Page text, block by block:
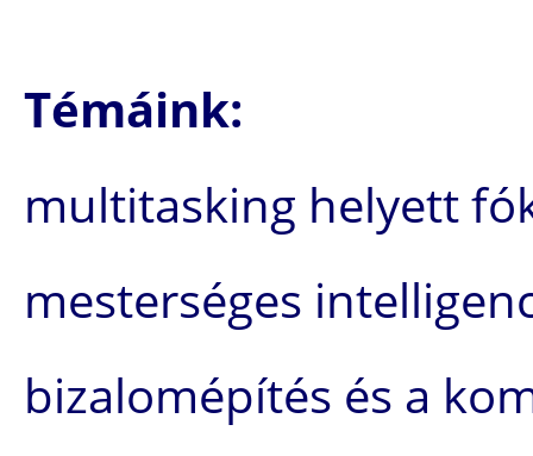
Témáink:
multitasking helyett
mesterséges
bizalomépítés és a